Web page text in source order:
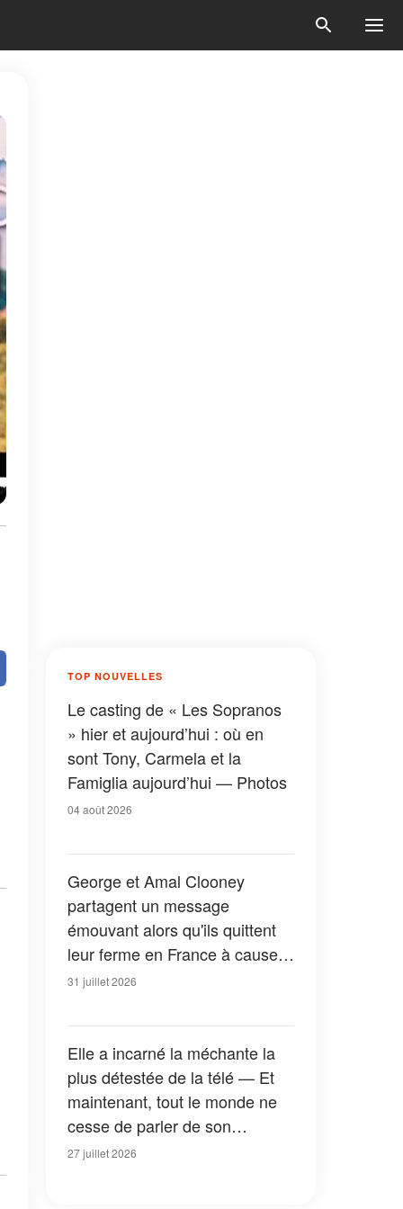
TOP NOUVELLES
Le casting de « Les Sopranos
» hier et aujourd’hui : où en
sont Tony, Carmela et la
Famiglia aujourd’hui — Photos
04 août 2026
George et Amal Clooney
partagent un message
émouvant alors qu'ils quittent
leur ferme en France à cause
des feux de forêt — Tous les
31 juillet 2026
Elle a incarné la méchante la
plus détestée de la télé — Et
maintenant, tout le monde ne
cesse de parler de son
apparition dans la nouvelle
27 juillet 2026